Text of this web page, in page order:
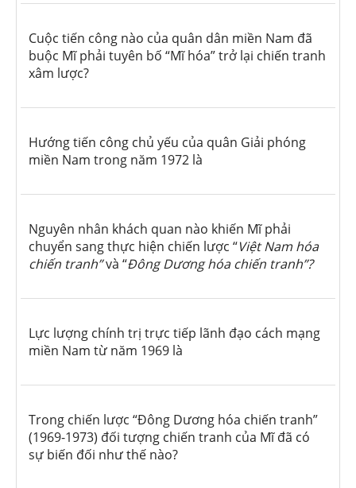
Cuộc tiến công nào của quân dân miền Nam đã
buộc Mĩ phải tuyên bố “Mĩ hóa” trở lại chiến tranh
xâm lược?
Hướng tiến công chủ yếu của quân Giải phóng
miền Nam trong năm 1972 là
Nguyên nhân khách quan nào khiến Mĩ phải
chuyển sang thực hiện chiến lược “Việt Nam hóa
chiến tranh”và “Đông Dương hóa chiến tranh”?
Lực lượng chính trị trực tiếp lãnh đạo cách mạng
miền Nam từ năm 1969 là
Trong chiến lược “Đông Dương hóa chiến tranh”
(1969-1973) đối tượng chiến tranh của Mĩ đã có
sự biến đối như thế nào?